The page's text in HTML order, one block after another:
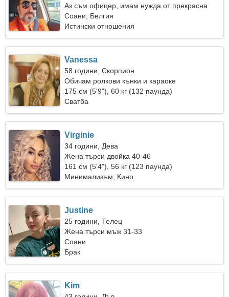
Аз съм офицер, имам нужда от прекрасна
жена
Соани, Белгия
Истински отношения
Vanessa
58 години, Скорпион
Обичам ролкови кънки и караоке
175 см (5'9"), 60 кг (132 паунда)
Сватба
Virginie
34 години, Дева
Жена търси двойка 40-46
161 см (5'4"), 56 кг (123 паунда)
Минимализъм, Кино
Justine
25 години, Телец
Жена търси мъж 31-33
Соани
Брак
Kim